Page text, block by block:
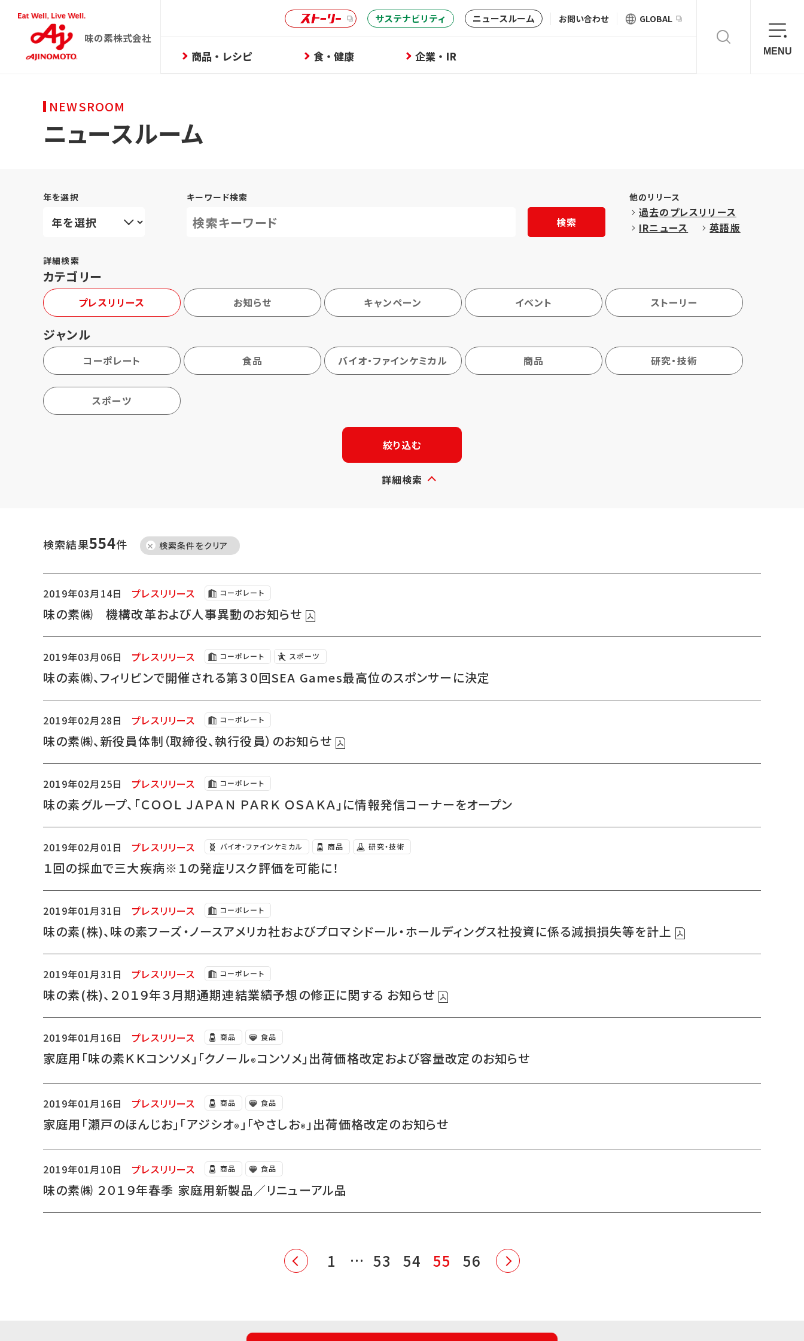
味の素株式会社
サステナビリティ ニュースルーム お問い合わせ GLOBAL
商品・レシピ 食・健康 企業・IR MENU
NEWSROOM
ニュースルーム
年を選択 キーワード検索
検索
他のリリース
過去のプレスリリース
IRニュース
英語版
詳細検索
カテゴリー
プレスリリース お知らせ キャンペーン イベント ストーリー
ジャンル
コーポレート 食品 バイオ・ファインケミカル 商品 研究・技術
スポーツ
絞り込む
詳細検索
検索結果554件 検索条件をクリア
2019年03月14日 プレスリリース コーポレート
味の素㈱ 機構改革および人事異動のお知らせ
2019年03月06日 プレスリリース コーポレート スポーツ
味の素㈱、フィリピンで開催される第３０回SEA Games最高位のスポンサーに決定
2019年02月28日 プレスリリース コーポレート
味の素㈱、新役員体制（取締役、執行役員）のお知らせ
2019年02月25日 プレスリリース コーポレート
味の素グループ、「ＣＯＯＬ ＪＡＰＡＮ ＰＡＲＫ ＯＳＡＫＡ」に情報発信コーナーをオープン
2019年02月01日 プレスリリース バイオ・ファインケミカル 商品 研究・技術
１回の採血で三大疾病※１の発症リスク評価を可能に！
2019年01月31日 プレスリリース コーポレート
味の素(株)、味の素フーズ・ノースアメリカ社およびプロマシドール・ホールディングス社投資に係る減損損失等を計上
2019年01月31日 プレスリリース コーポレート
味の素(株)、２０１９年３月期通期連結業績予想の修正に関する お知らせ
2019年01月16日 プレスリリース 商品 食品
家庭用「味の素ＫＫコンソメ」「クノール®コンソメ」出荷価格改定および容量改定のお知らせ
2019年01月16日 プレスリリース 商品 食品
家庭用「瀬戸のほんじお」「アジシオ® 」「やさしお® 」出荷価格改定のお知らせ
2019年01月10日 プレスリリース 商品 食品
味の素㈱ ２０１９年春季 家庭用新製品／リニューアル品
1 … 53 54 55 56